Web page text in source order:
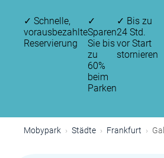
✓ Schnelle,
vorausbezahlte
Reservierung
✓
Sparen
Sie bis
zu
60%
beim
Parken
✓ Bis zu
24 Std.
vor Start
stornieren
Mobypark Städte Frankfurt